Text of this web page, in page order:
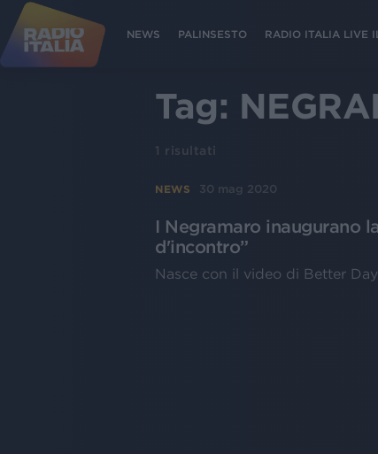
NEWS PALINSESTO RADIO ITALIA LIVE
Tag:
1 risultati
NEWS 30 mag 2020
I Negramaro inaugurano
d'incontro”
Nasce con il video di Better